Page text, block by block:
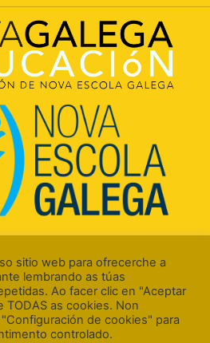
Compostela (A Coruña)
sitio web para ofrecerche a
lembrando as túas
Ao facer clic en "Aceptar
as cookies. Non
de cookies" para
controlado.